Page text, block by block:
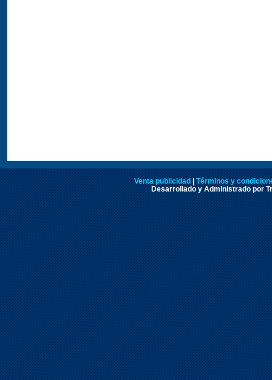
Venta publicidad
Términos y
Desarrollado y Administrado por